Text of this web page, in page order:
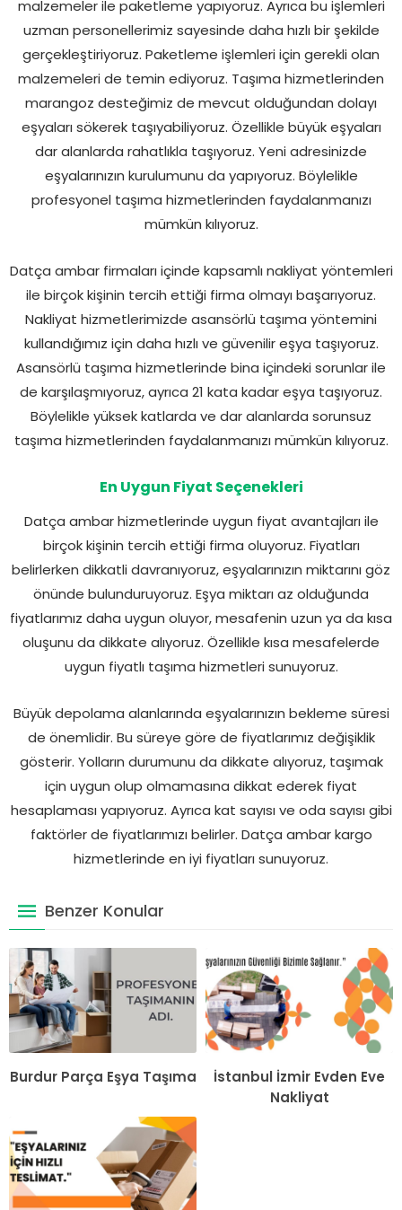
malzemeler ile paketleme yapıyoruz. Ayrıca bu işlemleri
uzman personellerimiz sayesinde daha hızlı bir şekilde
gerçekleştiriyoruz. Paketleme işlemleri için gerekli olan
malzemeleri de temin ediyoruz. Taşıma hizmetlerinden
marangoz desteğimiz de mevcut olduğundan dolayı
eşyaları sökerek taşıyabiliyoruz. Özellikle büyük eşyaları
dar alanlarda rahatlıkla taşıyoruz. Yeni adresinizde
eşyalarınızın kurulumunu da yapıyoruz. Böylelikle
profesyonel taşıma hizmetlerinden faydalanmanızı
mümkün kılıyoruz.
Datça ambar firmaları içinde kapsamlı nakliyat yöntemleri
ile birçok kişinin tercih ettiği firma olmayı başarıyoruz.
Nakliyat hizmetlerimizde asansörlü taşıma yöntemini
kullandığımız için daha hızlı ve güvenilir eşya taşıyoruz.
Asansörlü taşıma hizmetlerinde bina içindeki sorunlar ile
de karşılaşmıyoruz, ayrıca 21 kata kadar eşya taşıyoruz.
Böylelikle yüksek katlarda ve dar alanlarda sorunsuz
taşıma hizmetlerinden faydalanmanızı mümkün kılıyoruz.
En Uygun Fiyat Seçenekleri
Datça ambar hizmetlerinde uygun fiyat avantajları ile
birçok kişinin tercih ettiği firma oluyoruz. Fiyatları
belirlerken dikkatli davranıyoruz, eşyalarınızın miktarını göz
önünde bulunduruyoruz. Eşya miktarı az olduğunda
fiyatlarımız daha uygun oluyor, mesafenin uzun ya da kısa
oluşunu da dikkate alıyoruz. Özellikle kısa mesafelerde
uygun fiyatlı taşıma hizmetleri sunuyoruz.
Büyük depolama alanlarında eşyalarınızın bekleme süresi
de önemlidir. Bu süreye göre de fiyatlarımız değişiklik
gösterir. Yolların durumunu da dikkate alıyoruz, taşımak
için uygun olup olmamasına dikkat ederek fiyat
hesaplaması yapıyoruz. Ayrıca kat sayısı ve oda sayısı gibi
faktörler de fiyatlarımızı belirler. Datça ambar kargo
hizmetlerinde en iyi fiyatları sunuyoruz.
Benzer Konular
Burdur Parça Eşya Taşıma
İstanbul İzmir Evden Eve
Nakliyat